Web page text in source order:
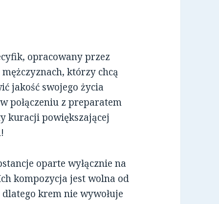
opracowany przez
którzy chcą
jakość swojego życia
połączeniu z preparatem
kuracji powiększającej
oparte wyłącznie na
kompozycja jest wolna od
krem nie wywołuje